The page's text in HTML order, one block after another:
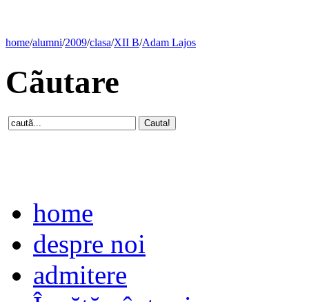
home/alumni/2009/clasa/XII B/Adam Lajos
Cãutare
home
despre noi
admitere